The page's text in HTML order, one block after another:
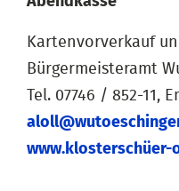
Kartenvorverkauf
Bürgermeisteramt
Tel. 07746 / 852-11,
www.klosterschüer-